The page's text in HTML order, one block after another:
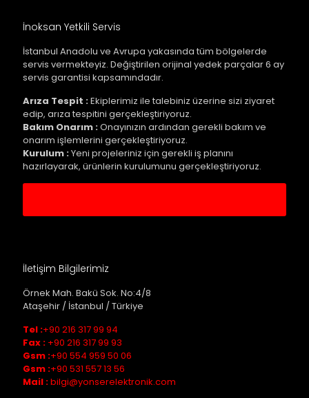
İnoksan Yetkili Servis
İstanbul Anadolu ve Avrupa yakasında tüm bölgelerde
servis vermekteyiz. Değiştirilen orijinal yedek parçalar 6 ay
servis garantisi kapsamındadır.
Arıza Tespit :Ekiplerimiz ile talebiniz üzerine sizi ziyaret
edip, arıza tespitini gerçekleştiriyoruz.
Bakım Onarım :Onayınızın ardından gerekli bakım ve
onarım işlemlerini gerçekleştiriyoruz.
Kurulum :Yeni projeleriniz için gerekli iş planını
hazırlayarak, ürünlerin kurulumunu gerçekleştiriyoruz.
İletişim Bilgilerimiz
Örnek Mah. Bakü Sok. No:4/8
Ataşehir / İstanbul / Türkiye
Tel :+90 216 317 99 94
Fax : +90 216 317 99 93
Gsm :+90 554 959 50 06
Gsm :+90 531 557 13 56
Mail :bilgi@yonserelektronik.com